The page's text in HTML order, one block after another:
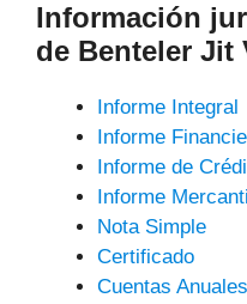
Información
de Benteler Jit
Informe Integral
Informe
Informe de
Informe
Nota Simple
Certificado
Cuentas Anuales